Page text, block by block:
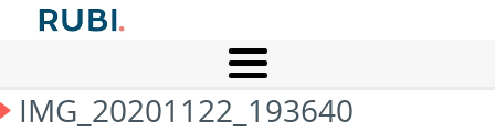
IMG_20201122_193640